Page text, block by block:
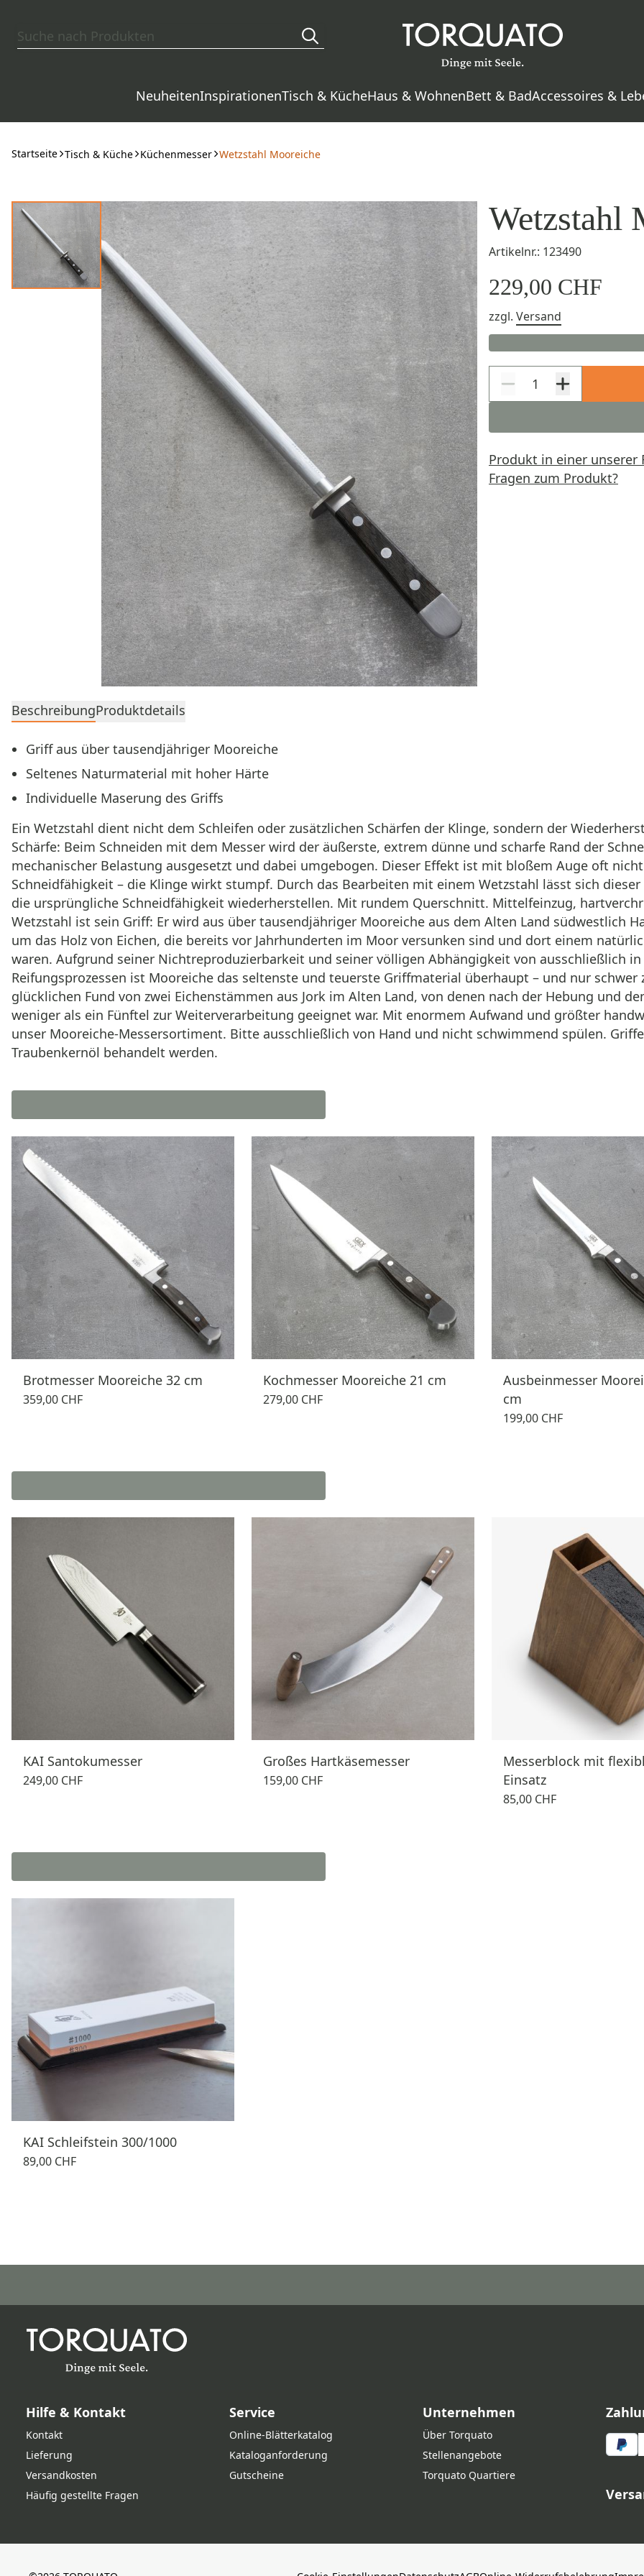
NeuheitenInspirationenTisch & KücheHaus & WohnenBett & BadAccessoires &
Startseite Tisch & Küche Küchenmesser Wetzstahl Mooreiche
Wetzstahl
Artikelnr.: 123490
229,00 CHF
zzgl. Versand
Produkt in einer unserer
Fragen zum Produkt?
BeschreibungProduktdetails
Griff aus über tausendjähriger Mooreiche
Seltenes Naturmaterial mit hoher Härte
Individuelle Maserung des Griffs
Ein Wetzstahl dient nicht dem Schleifen oder zusätzlichen Schärfen der Klinge, sondern der
Schärfe: Beim Schneiden mit dem Messer wird der äußerste, extrem dünne und scharfe Rand der
mechanischer Belastung ausgesetzt und dabei umgebogen. Dieser Effekt ist mit bloßem Auge oft
Schneidfähigkeit – die Klinge wirkt stumpf. Durch das Bearbeiten mit einem Wetzstahl lässt sich
die ursprüngliche Schneidfähigkeit wiederherstellen. Mit rundem Querschnitt. Mittelfeinzug,
Wetzstahl ist sein Griff: Er wird aus über tausendjähriger Mooreiche aus dem Alten Land südwestlich
um das Holz von Eichen, die bereits vor Jahrhunderten im Moor versunken sind und dort einem
waren. Aufgrund seiner Nichtreproduzierbarkeit und seiner völligen Abhängigkeit von ausschließlich
Reifungsprozessen ist Mooreiche das seltenste und teuerste Griffmaterial überhaupt – und nur
glücklichen Fund von zwei Eichenstämmen aus Jork im Alten Land, von denen nach der Hebung und
weniger als ein Fünftel zur Weiterverarbeitung geeignet war. Mit enormem Aufwand und größter
unser Mooreiche-Messersortiment. Bitte ausschließlich von Hand und nicht schwimmend spülen.
Traubenkernöl behandelt werden.
Brotmesser Mooreiche 32 cm
359,00 CHF
Kochmesser Mooreiche 21 cm
279,00 CHF
Ausbeinmesser
cm
199,00 CHF
KAI Santokumesser
249,00 CHF
Großes Hartkäsemesser
159,00 CHF
Messerblock mit
Einsatz
85,00 CHF
KAI Schleifstein 300/1000
89,00 CHF
Hilfe & Kontakt
Kontakt
Lieferung
Versandkosten
Häufig gestellte Fragen
Service
Online‑Blätterkatalog
Kataloganforderung
Gutscheine
Unternehmen
Über Torquato
Stellenangebote
Torquato Quartiere